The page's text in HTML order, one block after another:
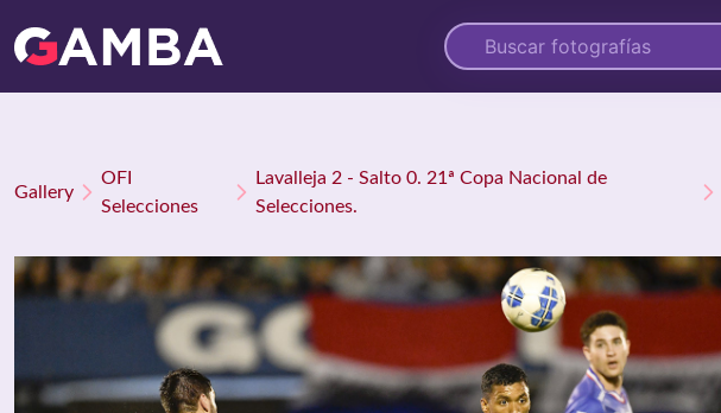
Gallery
OFI
Selecciones
Lavalleja 2 - Salto 0. 21ª Copa Nacional de
Selecciones.